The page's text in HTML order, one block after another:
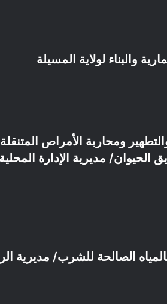
والبناء لولاية المسيلة
ومحاربة الأمراص
مديرية الإدارة المحلية
الصالحة للشرب/ مديرية